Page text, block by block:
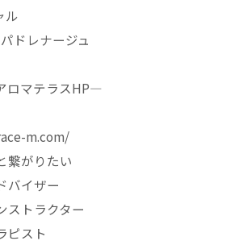
ル
ドレナージュ
ロマテラスHP—
m.com/
繋がりたい
バイザー
ストラクター
ピスト